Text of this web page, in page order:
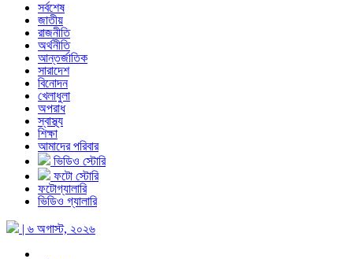
সর্বশেষ
জাতীয়
রাজনীতি
অর্থনীতি
আন্তর্জাতিক
সারাদেশ
বিনোদন
খেলাধুলা
অপরাধ
স্বাস্থ্য
শিক্ষা
আমাদের পরিবার
ভিডিও স্টোরি
ফটো স্টোরি
ফটোগ্যালারি
ভিডিও গ্যালারি
| ৬ অগাস্ট, ২০২৬